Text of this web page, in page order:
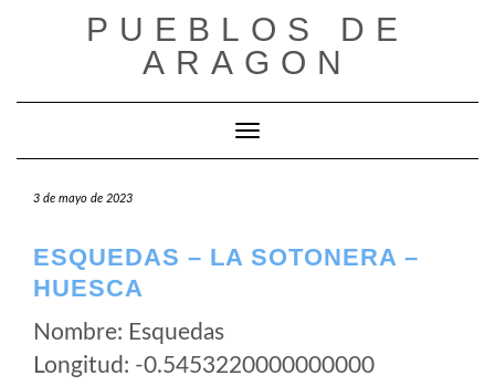
PUEBLOS DE
ARAGON
Cambiar modo de navegación
3 de mayo de 2023
ESQUEDAS – LA SOTONERA –
HUESCA
Nombre: Esquedas
Longitud: -0.5453220000000000